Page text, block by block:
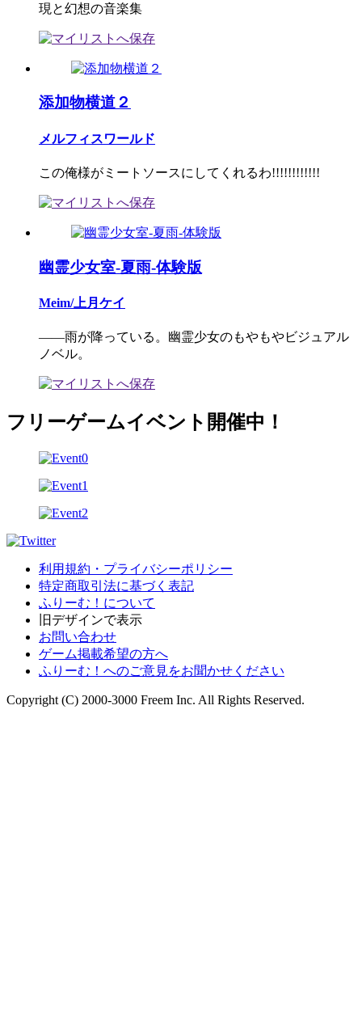
現と幻想の音楽集
添加物横道２
メルフィスワールド
この俺様がミートソースにしてくれるわ!!!!!!!!!!!!
幽霊少女室-夏雨-体験版
Meim/上月ケイ
――雨が降っている。幽霊少女のもやもやビジュアル
ノベル。
フリーゲームイベント開催中！
利用規約・プライバシーポリシー
特定商取引法に基づく表記
ふりーむ！について
旧デザインで表示
お問い合わせ
ゲーム掲載希望の方へ
ふりーむ！へのご意見をお聞かせください
Copyright (C) 2000-3000 Freem Inc. All Rights Reserved.